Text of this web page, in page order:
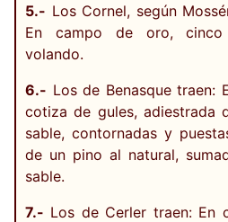
5.- Los Cornel, según
En campo de oro, cinco
volando.
6.- Los de Benasque traen:
cotiza de gules, adiestrada
sable, contornadas y
de un pino al natural,
sable.
7.- Los de Cerler traen: En